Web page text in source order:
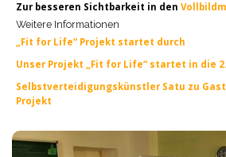
Zur besseren Sichtbarkeit in den
Weitere Informationen
„Fit for Life“ Projekt startet durch
Unser Projekt „Fit for Life“ startet in die
Selbstverteidigungskünstler Satu zu
Projekt